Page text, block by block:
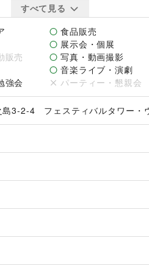
すべて見る
食品販売
展示会・個展
販売
写真・動画撮影
音楽ライブ・演劇
強会
パーティー・懇親会
3-2-4　フェスティバルタワー・